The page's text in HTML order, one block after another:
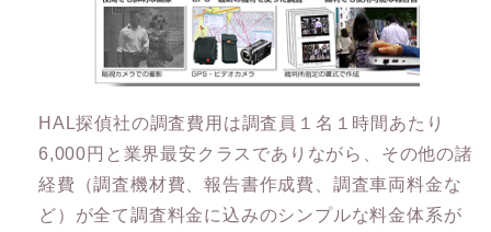
HAL探偵社の調査費用は調査員１名１時間あたり
6,000円と業界最安クラスでありながら、その他の諸
経費（調査機材費、報告書作成費、調査車両料金な
ど）が全て調査料金に込みのシンプルな料金体系が